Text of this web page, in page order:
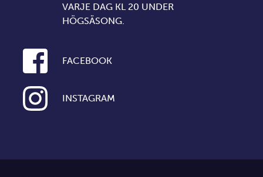
VARJE DAG KL 20 UNDER
HÖGSÄSONG.
FACEBOOK
INSTAGRAM